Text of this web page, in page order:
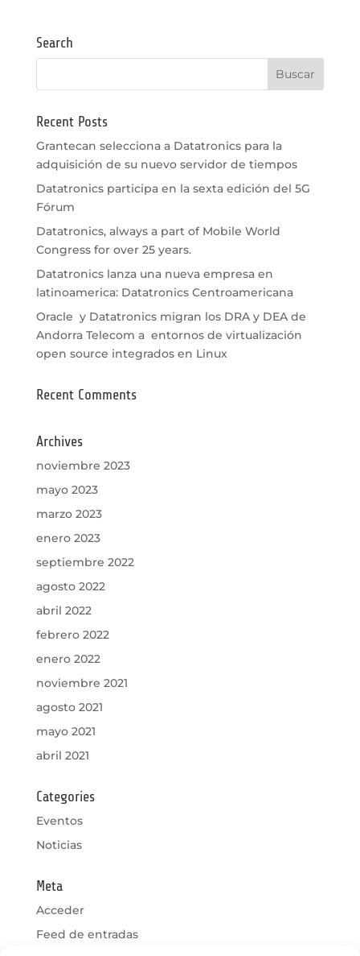
Search
Recent Posts
Grantecan selecciona a Datatronics para la
adquisición de su nuevo servidor de tiempos
Datatronics participa en la sexta edición del 5G
Fórum
Datatronics, always a part of Mobile World
Congress for over 25 years.
Datatronics lanza una nueva empresa en
latinoamerica: Datatronics Centroamericana
Oracle y Datatronics migran los DRA y DEA de
Andorra Telecom a entornos de virtualización
open source integrados en Linux
Recent Comments
Archives
noviembre 2023
mayo 2023
marzo 2023
enero 2023
septiembre 2022
agosto 2022
abril 2022
febrero 2022
enero 2022
noviembre 2021
agosto 2021
mayo 2021
abril 2021
Categories
Eventos
Noticias
Meta
Acceder
Feed de entradas